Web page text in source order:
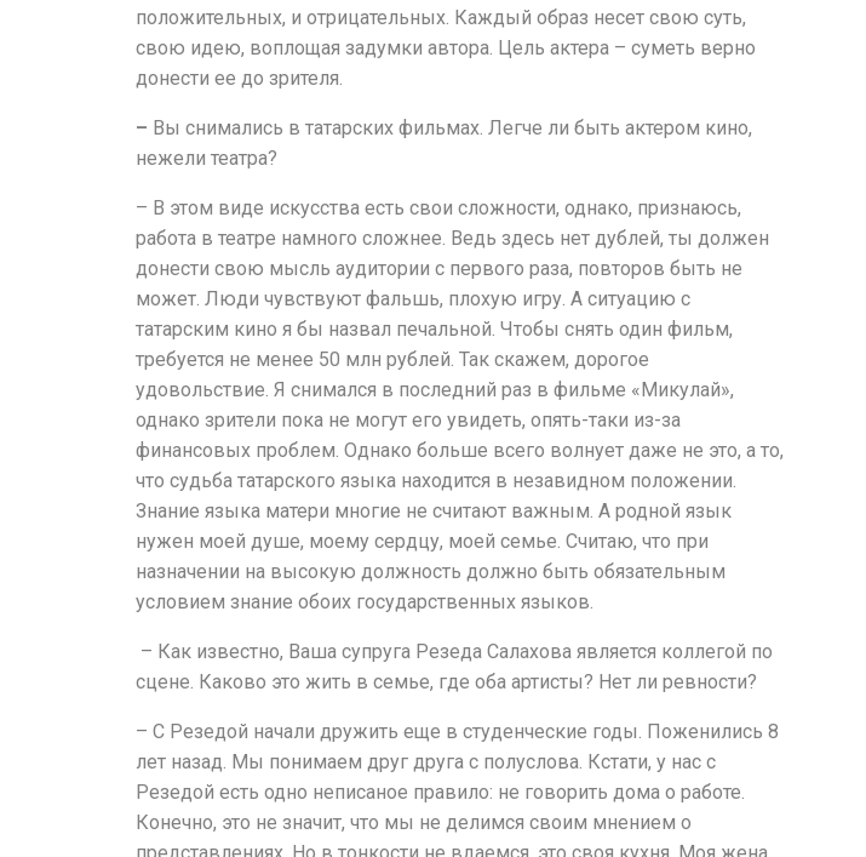
положительных, и отрицательных. Каждый образ несет свою суть,
свою идею, воплощая задумки автора. Цель актера – суметь верно
донести ее до зрителя.
– Вы снимались в татарских фильмах. Легче ли быть актером кино,
нежели театра?
– В этом виде искусства есть свои сложности, однако, признаюсь,
работа в театре намного сложнее. Ведь здесь нет дублей, ты должен
донести свою мысль аудитории с первого раза, повторов быть не
может. Люди чувствуют фальшь, плохую игру. А ситуацию с
татарским кино я бы назвал печальной. Чтобы снять один фильм,
требуется не менее 50 млн рублей. Так скажем, дорогое
удовольствие. Я снимался в последний раз в фильме «Микулай»,
однако зрители пока не могут его увидеть, опять-таки из-за
финансовых проблем. Однако больше всего волнует даже не это, а то,
что судьба татарского языка находится в незавидном положении.
Знание языка матери многие не считают важным. А родной язык
нужен моей душе, моему сердцу, моей семье. Считаю, что при
назначении на высокую должность должно быть обязательным
условием знание обоих государственных языков.
– Как известно, Ваша супруга Резеда Салахова является коллегой по
сцене. Каково это жить в семье, где оба артисты? Нет ли ревности?
­– С Резедой начали дружить еще в студенческие годы. Поженились 8
лет назад. Мы понимаем друг друга с полуслова. Кстати, у нас с
Резедой есть одно неписаное правило: не говорить дома о работе.
Конечно, это не значит, что мы не делимся своим мнением о